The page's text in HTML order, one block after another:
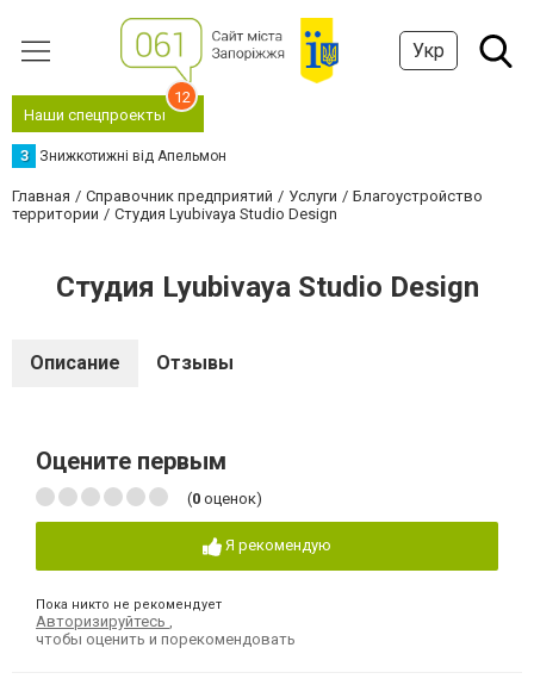
Укр
Наши спецпроекты
12
З Знижкотижні від Апельмон
Главная Справочник предприятий Услуги
Благоустройство
территории
Студия Lyubivaya Studio Design
Студия Lyubivaya Studio Design
Описание Отзывы
Оцените первым
(0 оценок)
Я рекомендую
Пока никто не рекомендует
Авторизируйтесь
чтобы оценить и порекомендовать